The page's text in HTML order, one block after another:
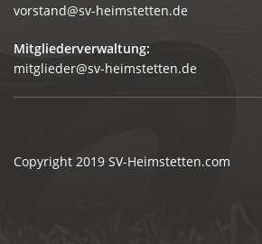
vorstand@sv-heimstetten.de
Mitgliederverwaltung:
mitglieder@sv-heimstetten.de
Copyright 2019 SV-Heimstetten.com